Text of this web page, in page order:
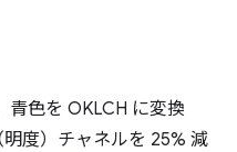
青色を OKLCH に変換
明度）チャネルを 25% 減